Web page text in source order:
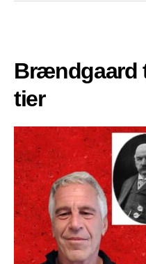
Brændgaard
tier